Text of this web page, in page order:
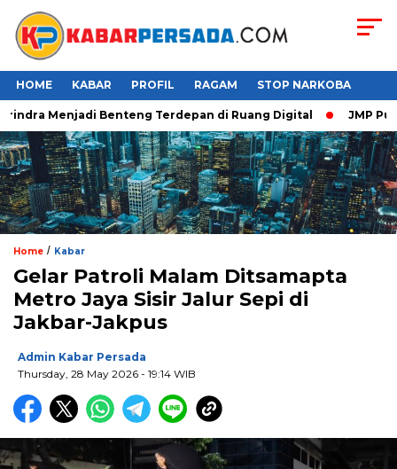
HOME KABAR PROFIL RAGAM STOP NARKOBA
Menjadi Benteng Terdepan di Ruang Digital JMP Puji
Home / Kabar
Gelar Patroli Malam Ditsamapta
Metro Jaya Sisir Jalur Sepi di
Jakbar-Jakpus
Admin Kabar Persada
Thursday, 28 May 2026 - 19:14 WIB